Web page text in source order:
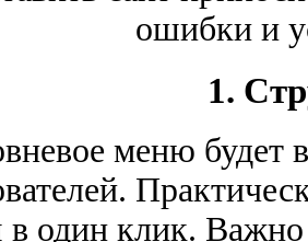
ошибки и
1.
меню будет
один клик.